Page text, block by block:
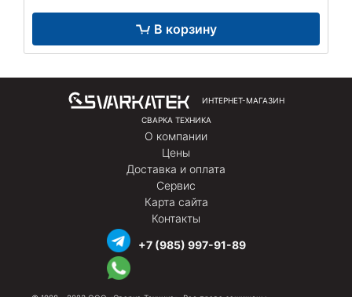
В корзину
ИНТЕРНЕТ-МАГАЗИН
СВАРКА ТЕХНИКА
О компании
Цены
Доставка и оплата
Сервис
Карта сайта
Контакты
+7 (985) 997-91-89